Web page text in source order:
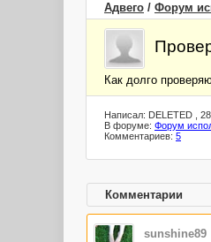
Адвего / Форум
Как долго
Написал: DELETED ,
В форуме: Форум
Комментариев: 5
Комментарии
sunshine89